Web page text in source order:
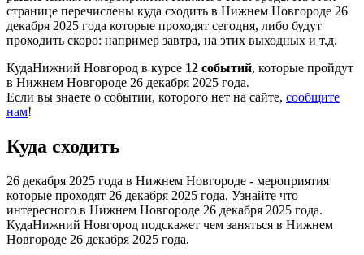
странице перечислены куда сходить в Нижнем Новгороде 26
декабря 2025 года которые проходят сегодня, либо будут
проходить скоро: например завтра, на этих выходных и т.д.
КудаНижний Новгород в курсе 12 событий, которые пройдут
в Нижнем Новгороде 26 декабря 2025 года.
Если вы знаете о событии, которого нет на сайте, сообщите
нам!
Куда сходить
26 декабря 2025 года в Нижнем Новгороде - мероприятия
которые проходят 26 декабря 2025 года. Узнайте что
интересного в Нижнем Новгороде 26 декабря 2025 года.
КудаНижний Новгород подскажет чем заняться в Нижнем
Новгороде 26 декабря 2025 года.